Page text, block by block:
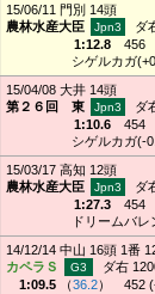
15/06/11 門別 14頭
農林水産大臣
ダ
1:12.8
456
シゲルカガ
15/04/08 大井 14頭
第２６回 東
ダ
1:10.6
454
シゲルカガ(-
15/03/17 高知 12頭
農林水産大臣
ダ
1:27.3
454
ドリームバ
14/12/14 中山 16頭 1番
カペラＳ
ダ右
1:09.5 （36.2）
452